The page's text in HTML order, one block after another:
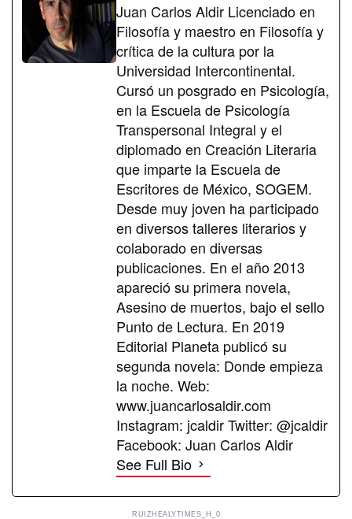
Juan Carlos Aldir Licenciado en
Filosofía y maestro en Filosofía y
crítica de la cultura por la
Universidad Intercontinental.
Cursó un posgrado en Psicología,
en la Escuela de Psicología
Transpersonal Integral y el
diplomado en Creación Literaria
que imparte la Escuela de
Escritores de México, SOGEM.
Desde muy joven ha participado
en diversos talleres literarios y
colaborado en diversas
publicaciones. En el año 2013
apareció su primera novela,
Asesino de muertos, bajo el sello
Punto de Lectura. En 2019
Editorial Planeta publicó su
segunda novela: Donde empieza
la noche. Web:
www.juancarlosaldir.com
Instagram: jcaldir Twitter: @jcaldir
Facebook: Juan Carlos Aldir
See Full Bio
RUIZHEALYTIMES_H_0